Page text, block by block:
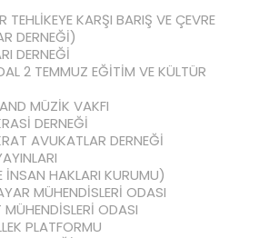
TEHLİKEYE KARŞI BARIŞ VE ÇEVRE
DERNEĞİ)
DERNEĞİ
2 TEMMUZ EĞİTİM VE KÜLTÜR
MÜZİK VAKFI
DERNEĞİ
AVUKATLAR DERNEĞİ
İNSAN HAKLARI KURUMU)
MÜHENDİSLERİ ODASI
ODASI
PLATFORMU